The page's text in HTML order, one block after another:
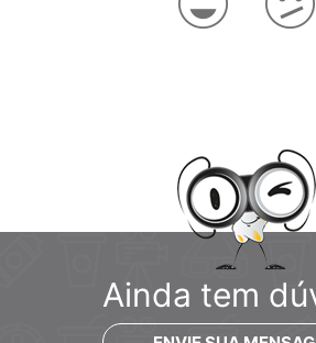
Ainda tem